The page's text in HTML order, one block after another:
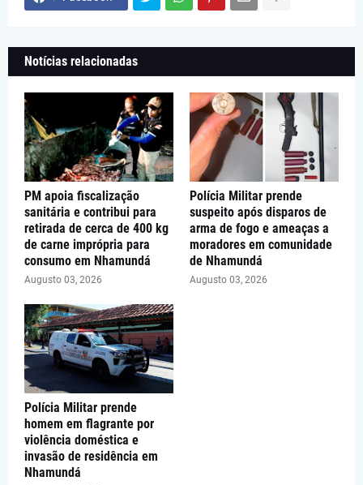
Notícias relacionadas
PM apoia fiscalização
sanitária e contribui para
retirada de cerca de 400 kg
de carne imprópria para
consumo em Nhamundá
Augusto 03, 2026
Polícia Militar prende
suspeito após disparos de
arma de fogo e ameaças a
moradores em comunidade
de Nhamundá
Augusto 03, 2026
Polícia Militar prende
homem em flagrante por
violência doméstica e
invasão de residência em
Nhamundá